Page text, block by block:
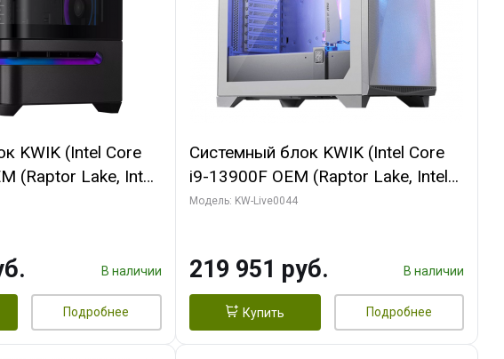
KWIK (Intel Core
(Raptor Lake, Intel
16 ГБ ОЗУ (2
В наличии
Подробнее
Системный блок KWIK (Intel Core
i9-13900F OEM (Raptor Lake, Intel
7, Efficient-co/ 32 ГБ ОЗУ (2
HD/ 512 ГБ SSD)
Модель: KW-Live0044
219 951 руб. В наличии
Купить Подробнее